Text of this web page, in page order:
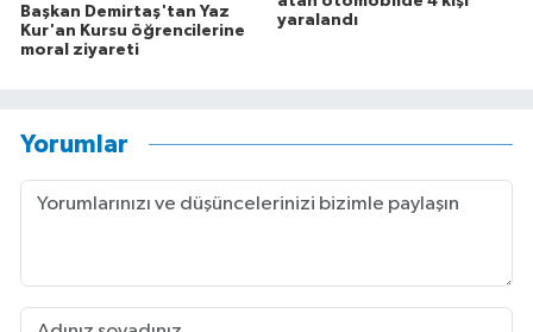
Başkan Demirtaş'tan Yaz
Kur'an Kursu öğrencilerine
moral ziyareti
yaralandı
Yorumlar